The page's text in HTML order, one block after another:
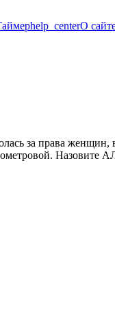
help_centerО
за права
Назовите